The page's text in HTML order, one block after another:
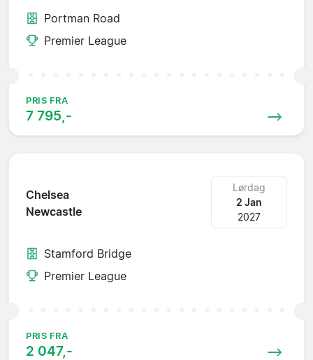
Portman Road
Premier League
PRIS FRA
7 795,-
Chelsea
Newcastle
Lørdag
2 Jan
2027
Stamford Bridge
Premier League
PRIS FRA
2 047,-